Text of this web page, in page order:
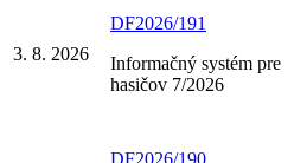
3. 8. 2026
DF2026/191
Informačný systém pre
hasičov 7/2026
DF2026/190